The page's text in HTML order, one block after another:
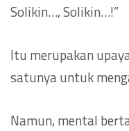
Solikin…, Solikin…!”
Itu merupakan
satunya untuk
Namun, mental